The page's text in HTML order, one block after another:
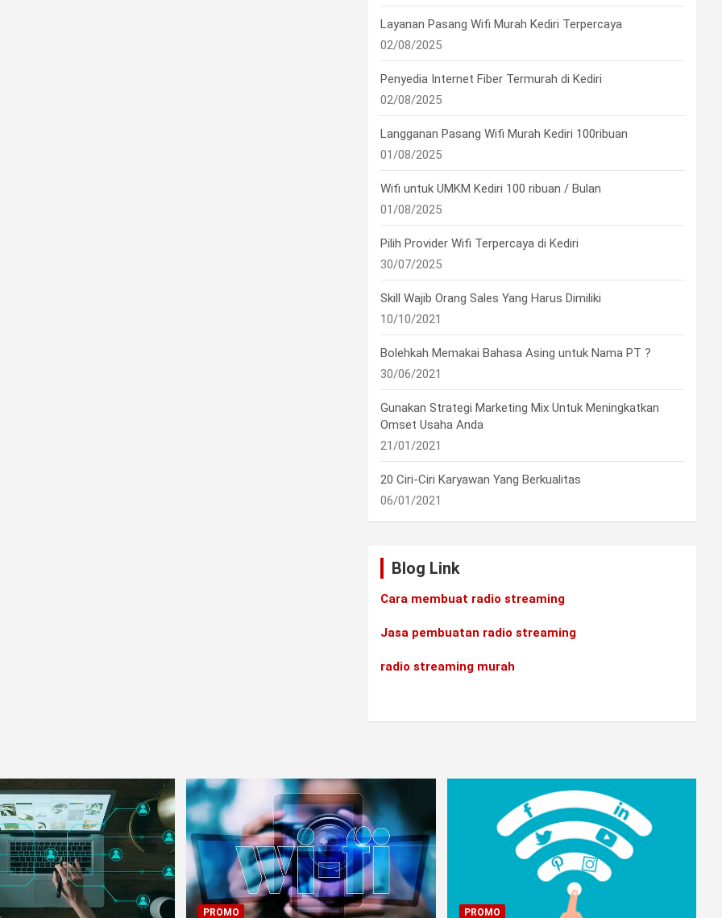
Layanan Pasang Wifi Murah Kediri Terpercaya
02/08/2025
Penyedia Internet Fiber Termurah di Kediri
02/08/2025
Langganan Pasang Wifi Murah Kediri 100ribuan
01/08/2025
Wifi untuk UMKM Kediri 100 ribuan / Bulan
01/08/2025
Pilih Provider Wifi Terpercaya di Kediri
30/07/2025
Skill Wajib Orang Sales Yang Harus Dimiliki
10/10/2021
Bolehkah Memakai Bahasa Asing untuk Nama PT ?
30/06/2021
Gunakan Strategi Marketing Mix Untuk Meningkatkan
Omset Usaha Anda
21/01/2021
20 Ciri-Ciri Karyawan Yang Berkualitas
06/01/2021
Blog Link
Cara membuat radio streaming
Jasa pembuatan radio streaming
radio streaming murah
PROMO PROMO